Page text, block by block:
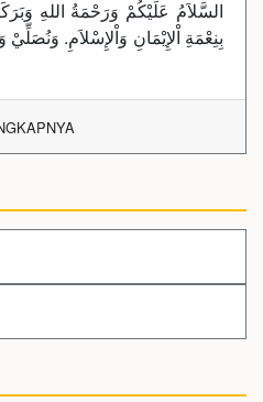
بِنِعْمَةِ اْلإِيْمَانِ وَاْلإِسْلاَمِ.